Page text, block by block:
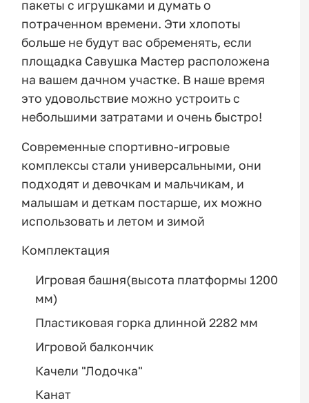
пакеты с игрушками и думать о
потраченном времени. Эти хлопоты
больше не будут вас обременять, если
площадка Савушка Мастер расположена
на вашем дачном участке. В наше время
это удовольствие можно устроить с
небольшими затратами и очень быстро!
Современные спортивно-игровые
комплексы стали универсальными, они
подходят и девочкам и мальчикам, и
малышам и деткам постарше, их можно
использовать и летом и зимой
Комплектация
Игровая башня(высота платформы 1200
мм)
Пластиковая горка длинной 2282 мм
Игровой балкончик
Качели "Лодочка"
Канат